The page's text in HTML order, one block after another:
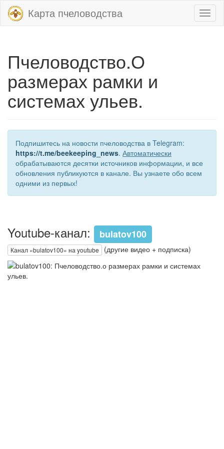
Карта пчеловодства
Пчеловодство.О
размерах рамки и
системах ульев.
Подпишитесь на новости пчеловодства в Telegram:
https://t.me/beekeeping_news. Автоматически
обрабатываются десятки источников информации, и все
обновления публикуются в канале. Вы узнаете обо всем
одними из первых!
Youtube-канал: bulatov100
Канал «bulatov100» на youtube (другие видео + подписка)